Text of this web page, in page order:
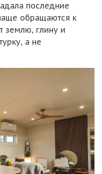
последние
обращаются к
землю, глину и
а не